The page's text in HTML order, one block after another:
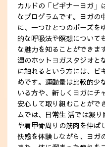
カルドの「ビギナーヨガ」
なプログラムです。ヨガの
に、一つひとつのポーズを
的な呼吸法や瞑想について
な魅力を知ることができま
湿のホットヨガスタジオと
に触れるという方には、ビ
めです。運動量は比較的少
いる方や、新しくヨガにチ
安心して取り組むことがで
ムでは、日常生 活では凝
や肩甲骨周りの筋肉を伸ば
快感を体験しながら、ヨガ